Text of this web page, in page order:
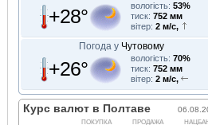
+28° вологість: 53%
тиск: 752 мм
вітер: 2 м/с,
Погода у Чутовому
+26° вологість: 70%
тиск: 752 мм
вітер: 2 м/с,